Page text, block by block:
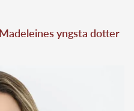
yngsta dotter